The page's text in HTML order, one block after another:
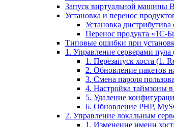
Запуск виртуальной машины
Установка и перенос
Установка
Перенос продукта «1C-
Типовые ошибки при
1. Управление серверами
1. Перезапуск хоста (1.
2. Обновление пакетов
3. Смена пароля
4. Настройка таймзоны
5. Удаление
6. Обновление PHP,
2. Управление локальным
1. Изменение имени